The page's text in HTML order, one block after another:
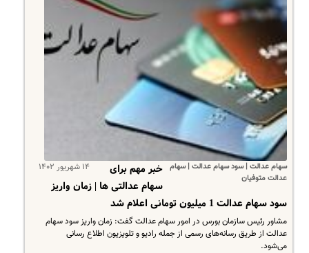
سهام عدالت | سود سهام عدالت | سهام
عدالت متوفیان
۱۴ شهریور ۱۴۰۲
خبر مهم برای
سهام عدالتی ها | زمان واریز
سود سهام عدالت 1 میلیون تومانی اعلام شد
مشاور رئیس سازمان بورس در امور سهام عدالت گفت: زمان واریز سود سهام
عدالت از طریق رسانه‌های رسمی از جمله رادیو و تلویزیون اطلاع رسانی
می‌شود.